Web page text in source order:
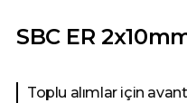
SBC ER
Toplu alımlar için